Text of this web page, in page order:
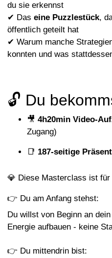
du sie erkennst
✔ Das eine Puzzlestück,
öffentlich geteilt hat
✔ Warum manche
konnten und was
🔓 Du
🎥 4h20min Video-
Zugang)
📑 187-seitige
💎 Diese Masterclass ist
👉 Du am Anfang stehst:
Du willst von Beginn an
Energie aufbauen - keine
👉 Du mittendrin bist: